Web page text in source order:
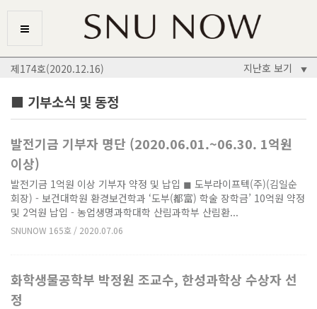
제174호(2020.12.16) 지난호 보기 ▼
■ 기부소식 및 동정
발전기금 기부자 명단 (2020.06.01.~06.30. 1억원
이상)
발전기금 1억원 이상 기부자 약정 및 납입 ◼ 도부라이프텍(주)(김일순
회장) - 보건대학원 환경보건학과 ‘도부(都富) 학술 장학금’ 10억원 약정
및 2억원 납입 - 농업생명과학대학 산림과학부 산림환...
SNUNOW 165호 / 2020.07.06
화학생물공학부 박정원 조교수, 한성과학상 수상자 선
정